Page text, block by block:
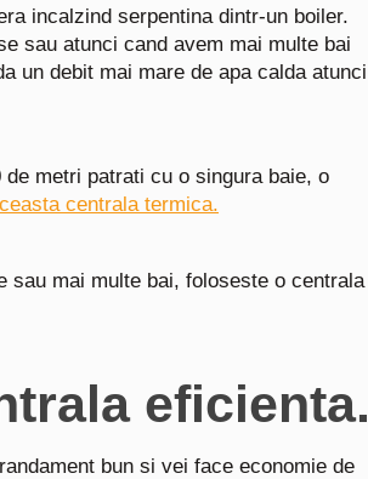
incalzind serpentina dintr-un boiler.
sau atunci cand avem mai multe bai
un debit mai mare de apa calda atunci
metri patrati cu o singura baie, o
centrala termica.
sau mai multe bai, foloseste o centrala
eficienta.
bun si vei face economie de